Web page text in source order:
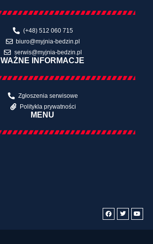
(+48) 512 060 715
biuro@myjnia-bedzin.pl
serwis@myjnia-bedzin.pl
WAŻNE INFORMACJE
Zgłoszenia serwisowe
Politykla prywatności
MENU